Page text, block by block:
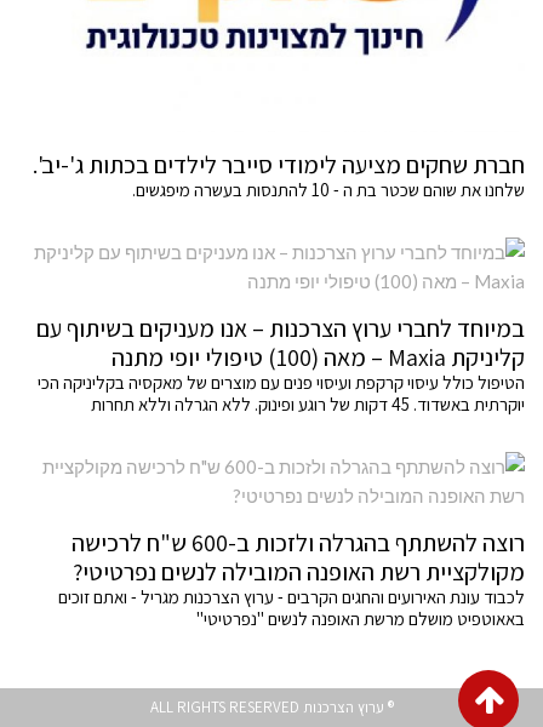
חברת שחקים מציעה לימודי סייבר לילדים בכתות ג'-יב'.
שלחנו את שוהם שכטר בת ה - 10 להתנסות בעשרה מיפגשים.
במיוחד לחברי ערוץ הצרכנות – אנו מעניקים בשיתוף עם
קליניקת Maxia – מאה (100) טיפולי יופי מתנה
הטיפול כולל עיסוי קרקפת ועיסוי פנים עם מוצרים של מאקסיה בקליניקה הכי
יוקרתית באשדוד. 45 דקות של רוגע ופינוק. ללא הגרלה וללא תחרות
רוצה להשתתף בהגרלה ולזכות ב-600 ש"ח לרכישה
מקולקציית רשת האופנה המובילה לנשים נפרטיטי?
לכבוד עונת האירועים והחגים הקרבים - ערוץ הצרכנות מגריל - ואתם זוכים
באאוטפיט מושלם מרשת האופנה לנשים "נפרטיטי"
® ערוץ הצרכנות ALL RIGHTS RESERVED גלילה